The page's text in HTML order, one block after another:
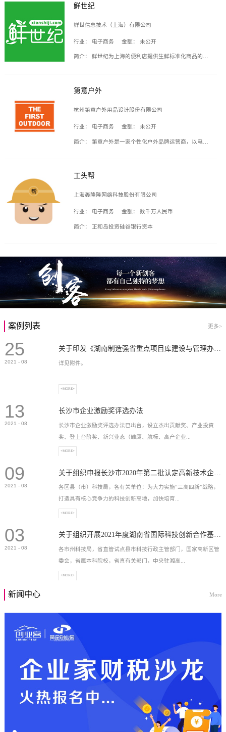
鲜世纪
鲜世信息技术（上海）有限公司
行业： 电子商务 金额： 未公开
简介： 鲜世纪为上海的便利店提供生鲜标准化商品的供应链服务，帮商家解决生鲜采购、运营问题，帮助商家销售。平台提供的商品覆盖果蔬肉类、常温与低温奶制品、冷冻食品、零食饮料、粮油副食、居家洗护等多个品类，上架SKU3000余个。公司建立了近万平方米的仓储场地和物流配送体系，为合作商家提供快速配送服务。
第意户外
杭州第意户外用品设计股份有限公司
行业： 电子商务 金额： 未公开
简介： 第意户外是一家个性化户外品牌运营商，以电子商务为主要载体，主要从事户外产品的设计、生产、销售业务，产品包含冲锋衣、户外鞋、户外背包等。
工头帮
上海轰隆隆网络科技股份有限公司
行业： 电子商务 金额： 数千万人民币
简介： 正和岛投资硅谷银行资本
案例列表 更多>
25
2021 - 08 详见附件。
+MORE+
13
2021 - 08
长沙市企业激励奖评选办法
长沙市企业激励奖评选办法已出台，设立杰出贡献奖、产业投资
奖、登上台阶奖、新兴业态（雏鹰、航标、高产企业...
）奖等，最高奖励2...
+MORE+
09
2021 - 08
各区县（市）科技局，各有关单位：为大力实施“三高四新”战略，
打造具有核心竞争力的科技创新高地，加快培育...
高新技术企业，充分...
+MORE+
03
2021 - 08
关于组织开展2021年度湖南省国际科技创新合作基地申报工作的通知
各市州科技局，省直管试点县市科技行政主管部门，国家高新区管
委会，省属本科院校，省直有关部门，中央驻湘高...
+MORE+
新闻中心 More